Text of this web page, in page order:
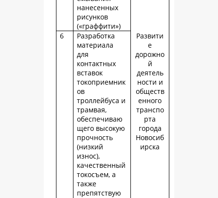
нанесенных
рисунков
(«граффити»)
Развити
е
дорожно
й
деятель
ности и
обществ
енного
транспо
рта
города
Новосиб
ирска
6
Разработка
материала
для
контактных
вставок
токоприемник
ов
троллейбуса и
трамвая,
обеспечиваю
щего высокую
прочность
(низкий
износ),
качественный
токосъем, а
также
препятствую